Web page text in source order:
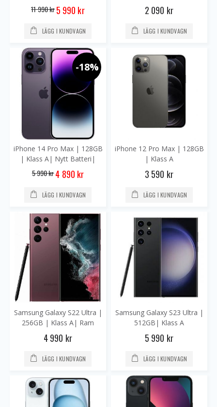
11 990 kr Special
Price
5 990 kr
LÄGG I KUNDVAGN
2 090 kr
LÄGG I KUNDVAGN
-18%
iPhone 14 Pro Max | 128GB
| Klass A| Nytt Batteri|
Utan Face-ID
5 990 kr Special
Price
4 890 kr
LÄGG I KUNDVAGN
iPhone 12 Pro Max | 128GB
| Klass A
3 590 kr
LÄGG I KUNDVAGN
Samsung Galaxy S22 Ultra |
256GB | Klass A| Ram
Klass B12
4 990 kr
LÄGG I KUNDVAGN
Samsung Galaxy S23 Ultra |
512GB| Klass A
5 990 kr
LÄGG I KUNDVAGN